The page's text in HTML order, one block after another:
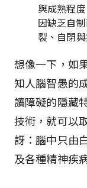
與成熟程
因缺乏自
裂、自閉
想像一下，如
知人腦智愚的
讀障礙的隱藏
技術，就可以
訝：腦中只由
及各種精神疾